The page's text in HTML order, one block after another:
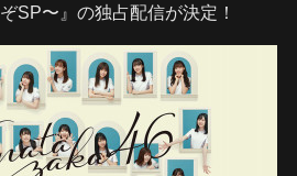
SP〜』の独占配信が決定！